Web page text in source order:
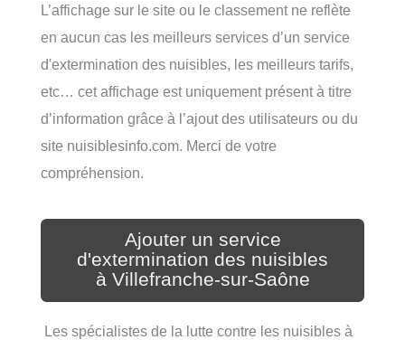
L’affichage sur le site ou le classement ne reflète
en aucun cas les meilleurs services d’un service
d'extermination des nuisibles, les meilleurs tarifs,
etc… cet affichage est uniquement présent à titre
d’information grâce à l’ajout des utilisateurs ou du
site nuisiblesinfo.com. Merci de votre
compréhension.
Ajouter un service
d'extermination des nuisibles
à Villefranche-sur-Saône
Les spécialistes de la lutte contre les nuisibles à